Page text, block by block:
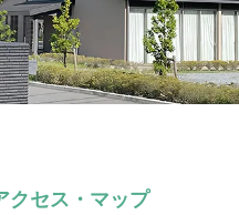
クセス・マップ